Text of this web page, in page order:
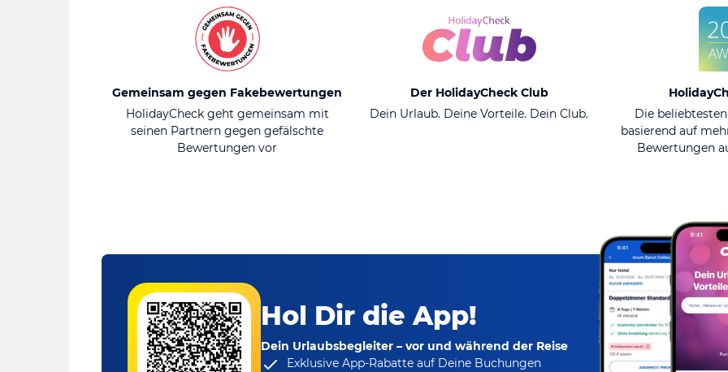
Gemeinsam gegen Fakebewertungen
HolidayCheck geht gemeinsam mit
seinen Partnern gegen gefälschte
Bewertungen vor
Der HolidayCheck Club
Dein Urlaub. Deine Vorteile. Dein Club.
Die
basierend auf
Bewertungen
Hol Dir die App!
Dein Urlaubsbegleiter – vor und während der Reise
Exklusive App-Rabatteauf Deine Buchungen